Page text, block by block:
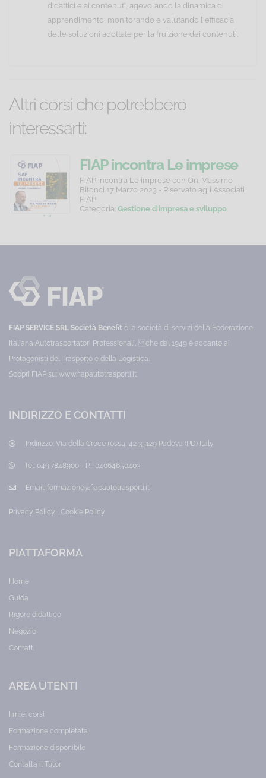
didattici e ai contenuti, agevolando la dinamica di
apprendimento, monitorando e valutando l'efficacia
delle soluzioni adottate per la fruizione dei contenuti.
Altri corsi che potrebbero
interessarti:
Age
Diversity
Corso
online
formazione
fonte
Categoria:
Competenze
personali
Prezzo:
Privacy
GDPR
-
Tutela
dati
Corso
online
formazione
al
personali
-
Regolamento
2016/679
Categoria:
Prezzo:
40,00
€
FIAP incontra Le imprese
con L'On. Massimo Bitonci
17 marzo 2023
FIAP incontra Le imprese con On. Massimo
Bitonci 17 Marzo 2023 - Riservato agli Associati
FIAP
Categoria: Gestione d impresa e sviluppo
manageriale
FIAP SERVICE SRL Società Benefit è la società di servizi della Federazione
Italiana Autotrasportatori Professionali, che dal 1949 è accanto ai
Protagonisti del Trasporto e della Logistica.
Scopri FIAP su: www.fiapautotrasporti.it
INDIRIZZO E CONTATTI
Indirizzo: Via della Croce rossa, 42 35129 Padova (PD) Italy
Tel: 049.7848900 - P.I. 04064650403
Email: formazione@fiapautotrasporti.it
Privacy Policy | Cookie Policy
PIATTAFORMA
Home
Guida
Rigore didattico
Negozio
Contatti
AREA UTENTI
I miei corsi
Formazione completata
Formazione disponibile
Contatta il Tutor